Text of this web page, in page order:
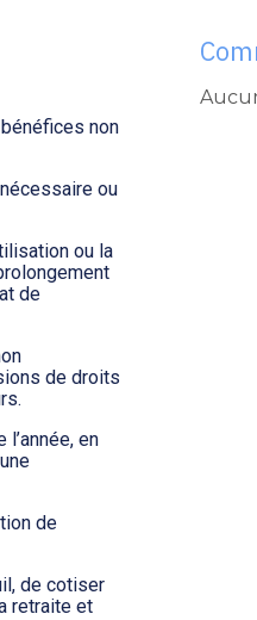
non
ou
ou la
de
de droits
en
de
de cotiser
retraite et